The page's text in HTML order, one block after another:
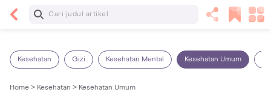
Baca Selanjutnya
Kesehatan Gizi Kesehatan Mental Kesehatan Umum
Home > Kesehatan > Kesehatan Umum